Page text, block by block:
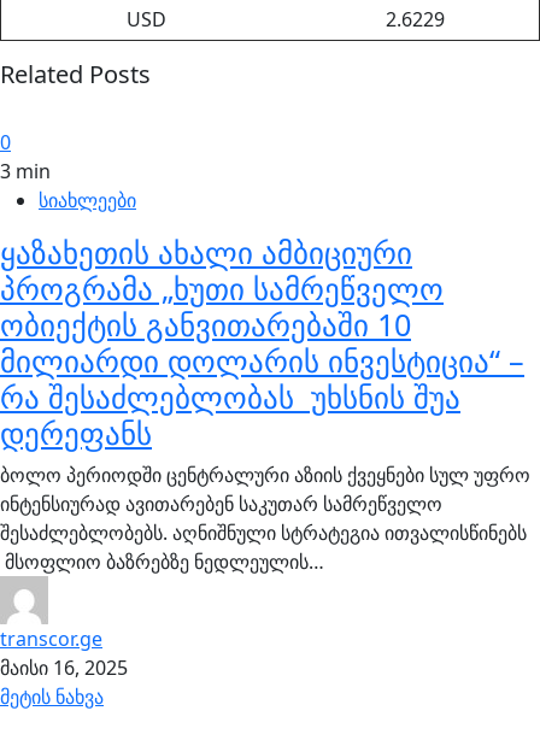
USD
2.6229
Related Posts
0
3 min
სიახლეები
ყაზახეთის ახალი ამბიციური
პროგრამა „ხუთი სამრეწველო
ობიექტის განვითარებაში 10
მილიარდი დოლარის ინვესტიცია“ –
რა შესაძლებლობას უხსნის შუა
დერეფანს
ბოლო პერიოდში ცენტრალური აზიის ქვეყნები სულ უფრო
ინტენსიურად ავითარებენ საკუთარ სამრეწველო
შესაძლებლობებს. აღნიშნული სტრატეგია ითვალისწინებს
მსოფლიო ბაზრებზე ნედლეულის…
transcor.ge
მაისი 16, 2025
მეტის ნახვა